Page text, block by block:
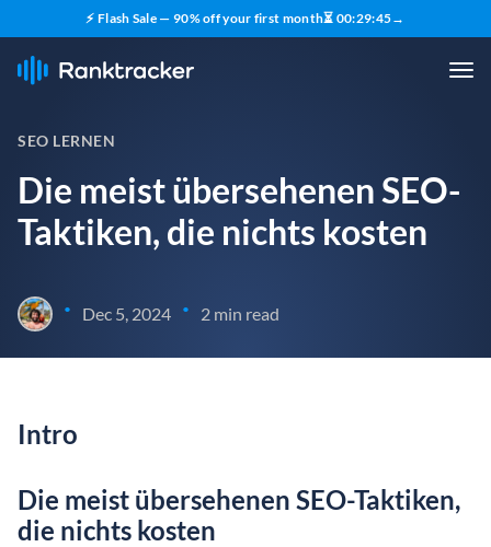
⚡ Flash Sale — 90% off your first month⏳ 00:29:44→
SEO LERNEN
Die meist übersehenen SEO-
Taktiken, die nichts kosten
• Dec 5, 2024 • 2 min read
Intro
Die meist übersehenen SEO-Taktiken,
die nichts kosten